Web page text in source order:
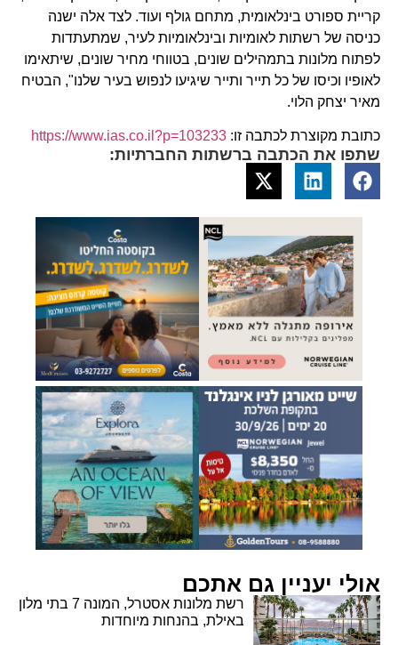
קריית ספורט בינלאומית, מתחם גולף ועוד. לצד אלה ישנה
כניסה של רשתות לאומיות ובינלאומיות לעיר, שמתעתדות
לפתוח מלונות בתמהילים שונים, בטווחי מחיר שונים, שיתאימו
לאופיו וכיסו של כל תייר ותייר שיגיעו לנפוש בעיר שלנו", הבטיח
מאיר יצחק הלוי.
כתובת מקוצרת לכתבה זו: https://www.ias.co.il?p=103233
שתפו את הכתבה ברשתות החברתיות:
אולי יעניין גם אתכם
רשת מלונות אסטרל, המונה 7 בתי מלון
באילת, בהנחות מיוחדות